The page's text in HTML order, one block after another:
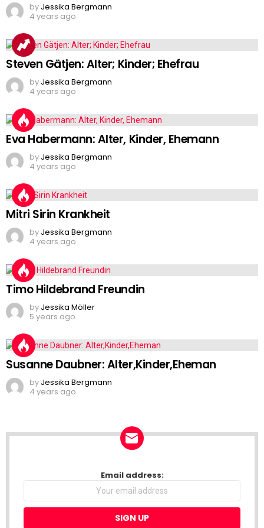
by Jessika Bergmann
4 years ago
Steven Gätjen: Alter; Kinder; Ehefrau
by Jessika Bergmann
4 years ago
Eva Habermann: Alter, Kinder, Ehemann
by Jessika Bergmann
4 years ago
Mitri Sirin Krankheit
by Jessika Bergmann
4 years ago
Timo Hildebrand Freundin
by Jessika Möller
5 years ago
Susanne Daubner: Alter,Kinder,Eheman
by Jessika Bergmann
4 years ago
Email address: